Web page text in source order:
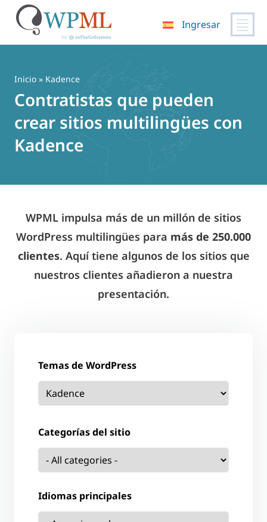
contenido
Ingresar
Inicio » Kadence
Contratistas que pueden
crear sitios multilingües con
Kadence
WPML impulsa más de un millón de sitios
WordPress multilingües para más de 250.000
clientes. Aquí tiene algunos de los sitios que
nuestros clientes añadieron a nuestra
presentación.
Temas de WordPress
Categorías del sitio
Idiomas principales